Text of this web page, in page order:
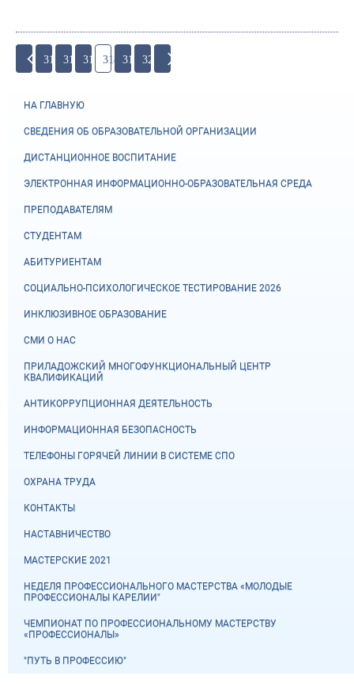
315 316 317 318 319 320
НА ГЛАВНУЮ
СВЕДЕНИЯ ОБ ОБРАЗОВАТЕЛЬНОЙ ОРГАНИЗАЦИИ
ДИСТАНЦИОННОЕ ВОСПИТАНИЕ
ЭЛЕКТРОННАЯ ИНФОРМАЦИОННО-ОБРАЗОВАТЕЛЬНАЯ СРЕДА
ПРЕПОДАВАТЕЛЯМ
СТУДЕНТАМ
АБИТУРИЕНТАМ
СОЦИАЛЬНО-ПСИХОЛОГИЧЕСКОЕ ТЕСТИРОВАНИЕ 2026
ИНКЛЮЗИВНОЕ ОБРАЗОВАНИЕ
СМИ О НАС
ПРИЛАДОЖСКИЙ МНОГОФУНКЦИОНАЛЬНЫЙ ЦЕНТР
КВАЛИФИКАЦИЙ
АНТИКОРРУПЦИОННАЯ ДЕЯТЕЛЬНОСТЬ
ИНФОРМАЦИОННАЯ БЕЗОПАСНОСТЬ
ТЕЛЕФОНЫ ГОРЯЧЕЙ ЛИНИИ В СИСТЕМЕ СПО
ОХРАНА ТРУДА
КОНТАКТЫ
НАСТАВНИЧЕСТВО
МАСТЕРСКИЕ 2021
НЕДЕЛЯ ПРОФЕССИОНАЛЬНОГО МАСТЕРСТВА «МОЛОДЫЕ
ПРОФЕССИОНАЛЫ КАРЕЛИИ"
ЧЕМПИОНАТ ПО ПРОФЕССИОНАЛЬНОМУ МАСТЕРСТВУ
«ПРОФЕССИОНАЛЫ»
"ПУТЬ В ПРОФЕССИЮ"